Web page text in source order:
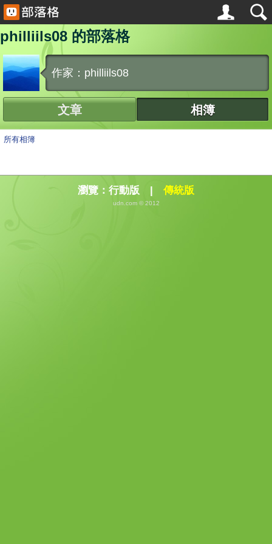
philliils08 的部落格
作家：philliils08
文章 相簿
所有相簿
瀏覽： 行動版 | 傳統版
udn.com © 2012